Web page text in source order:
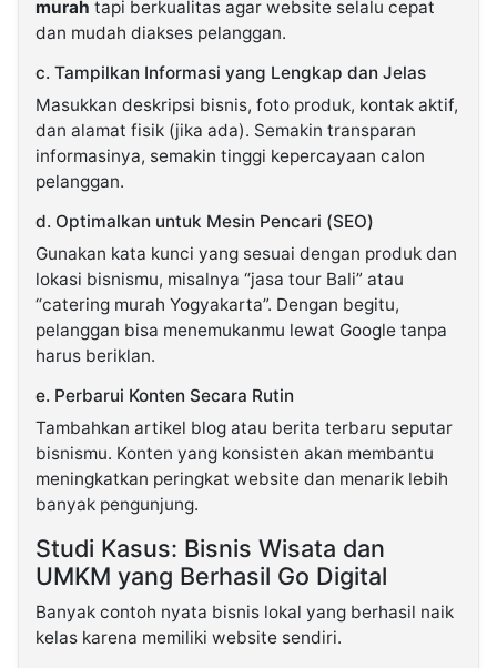
murah tapi berkualitas agar website selalu cepat
dan mudah diakses pelanggan.
c. Tampilkan Informasi yang Lengkap dan Jelas
Masukkan deskripsi bisnis, foto produk, kontak aktif,
dan alamat fisik (jika ada). Semakin transparan
informasinya, semakin tinggi kepercayaan calon
pelanggan.
d. Optimalkan untuk Mesin Pencari (SEO)
Gunakan kata kunci yang sesuai dengan produk dan
lokasi bisnismu, misalnya “jasa tour Bali” atau
“catering murah Yogyakarta”. Dengan begitu,
pelanggan bisa menemukanmu lewat Google tanpa
harus beriklan.
e. Perbarui Konten Secara Rutin
Tambahkan artikel blog atau berita terbaru seputar
bisnismu. Konten yang konsisten akan membantu
meningkatkan peringkat website dan menarik lebih
banyak pengunjung.
Studi Kasus: Bisnis Wisata dan
UMKM yang Berhasil Go Digital
Banyak contoh nyata bisnis lokal yang berhasil naik
kelas karena memiliki website sendiri.